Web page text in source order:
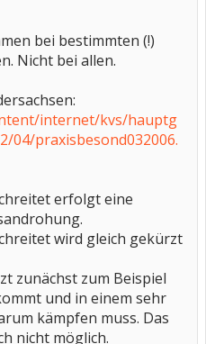
bei bestimmten (!)
Nicht bei allen.
internet/kvs/hauptg
04/praxisbesond032006.
erfolgt eine
wird gleich gekürzt
zunächst zum Beispiel
und in einem sehr
kämpfen muss. Das
nicht möglich.